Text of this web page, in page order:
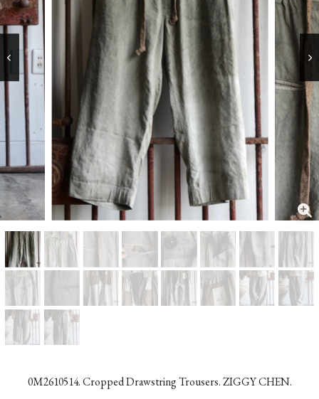
0M2610514. Cropped Drawstring Trousers. ZIGGY CHEN.